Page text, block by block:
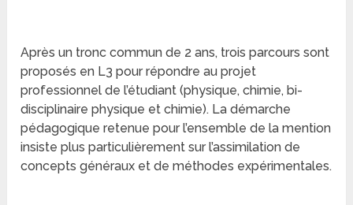
Après un tronc commun de 2 ans, trois parcours sont
proposés en L3 pour répondre au projet
professionnel de l’étudiant (physique, chimie, bi-
disciplinaire physique et chimie). La démarche
pédagogique retenue pour l’ensemble de la mention
insiste plus particulièrement sur l’assimilation de
concepts généraux et de méthodes expérimentales.